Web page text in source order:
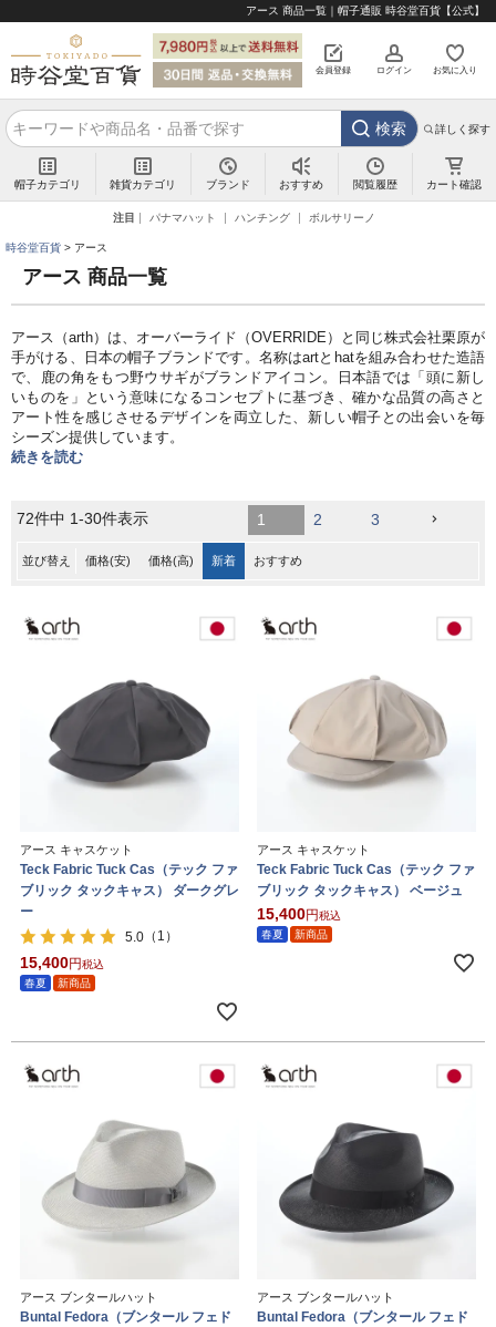
アース 商品一覧｜帽子通販 時谷堂百貨【公式】
会員登録 ログイン お気に入り
検索 詳しく探す
帽子カテゴリ 雑貨カテゴリ ブランド おすすめ 閲覧履歴 カート確認
注目 パナマハット ハンチング ボルサリーノ
時谷堂百貨 アース
アース 商品一覧
アース（arth）は、オーバーライド（OVERRIDE）と同じ株式会社栗原が
手がける、日本の帽子ブランドです。名称はartとhatを組み合わせた造語
で、鹿の角をもつ野ウサギがブランドアイコン。日本語では「頭に新し
いものを」という意味になるコンセプトに基づき、確かな品質の高さと
アート性を感じさせるデザインを両立した、新しい帽子との出会いを毎
シーズン提供しています。
続きを読む
並び替え 価格(安) 価格(高) 新着 おすすめ
72件中 1-30件表示 1 2 3
アース キャスケット
Teck Fabric Tuck Cas（テック ファ
ブリック タックキャス） ダークグレ
ー
5.0 （1）
15,400
税込
春夏
新商品
アース キャスケット
Teck Fabric Tuck Cas（テック ファ
ブリック タックキャス） ベージュ
15,400
税込
春夏
新商品
アース ブンタールハット
Buntal Fedora（ブンタール フェド
アース ブンタールハット
Buntal Fedora（ブンタール フェド